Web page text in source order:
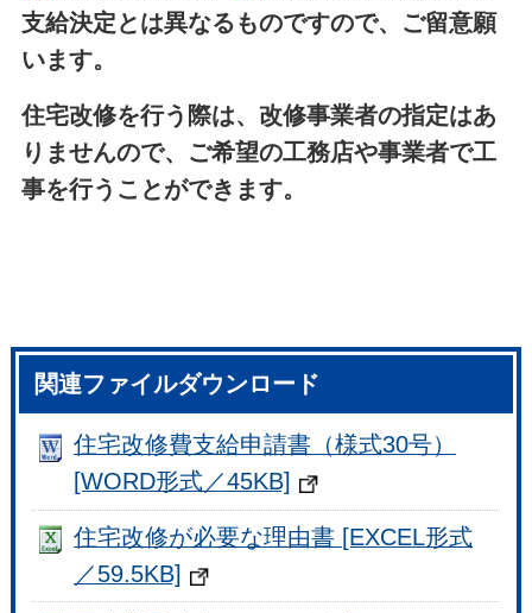
支給決定とは異なるものですので、ご留意願
います。
住宅改修を行う際は、改修事業者の指定はあ
りませんので、ご希望の工務店や事業者で工
事を行うことができます。
関連ファイルダウンロード
住宅改修費支給申請書（様式30号）
[WORD形式／45KB]
住宅改修が必要な理由書 [EXCEL形式
／59.5KB]